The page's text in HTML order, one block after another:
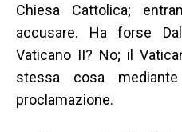
Chiesa Cattolica;
accusare. Ha forse
Vaticano II? No; il
stessa cosa
proclamazione.